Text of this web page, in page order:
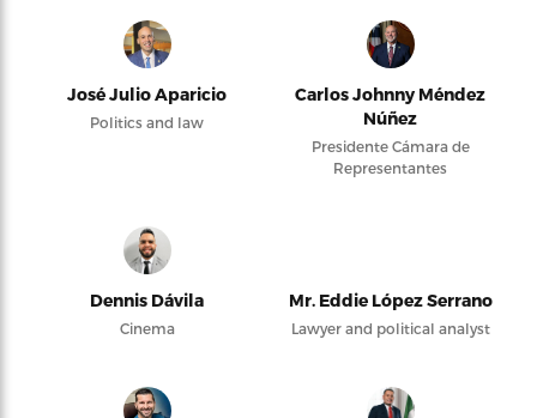
José Julio Aparicio
Politics and law
Carlos Johnny Méndez
Núñez
Presidente Cámara de
Representantes
Dennis Dávila
Cinema
Mr. Eddie López Serrano
Lawyer and political analyst